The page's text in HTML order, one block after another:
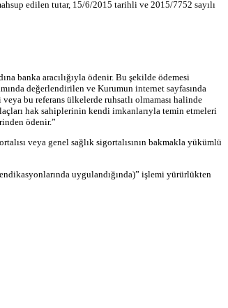
edilen tutar, 15/6/2015 tarihli ve 2015/7752 sayılı
banka aracılığıyla ödenir. Bu şekilde ödemesi
değerlendirilen ve Kurumun internet sayfasında
bu referans ülkelerde ruhsatlı olmaması halinde
hak sahiplerinin kendi imkanlarıyla temin etmeleri
ödenir.”
veya genel sağlık sigortalısının bakmakla yükümlü
endikasyonlarında uygulandığında)” işlemi yürürlükten